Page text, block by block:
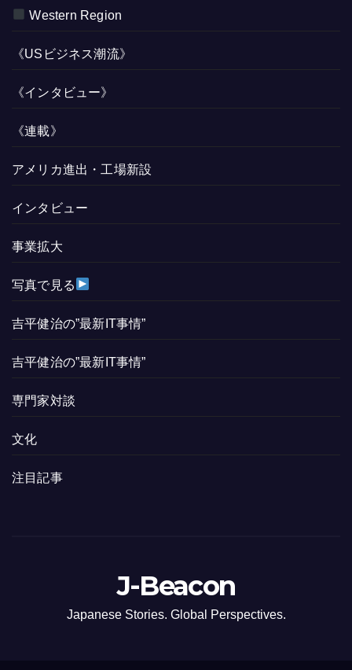
Western Region
《USビジネス潮流》
《インタビュー》
《連載》
アメリカ進出・工場新設
インタビュー
事業拡大
写真で見る
吉平健治の”最新IT事情”
吉平健治の”最新IT事情”
専門家対談
文化
注目記事
J-Beacon
Japanese Stories. Global Perspectives.